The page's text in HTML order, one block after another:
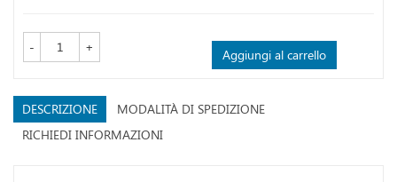
- + Aggiungi al carrello
DESCRIZIONE
MODALITÀ DI SPEDIZIONE
RICHIEDI INFORMAZIONI